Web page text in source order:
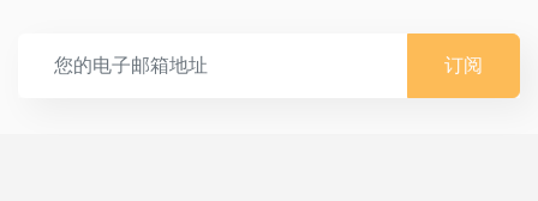
订阅